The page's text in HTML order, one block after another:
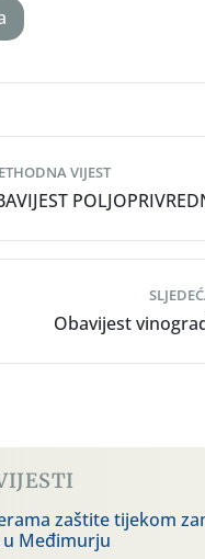
VIJEST
Obavijest
zaštite tijekom
Međimurju